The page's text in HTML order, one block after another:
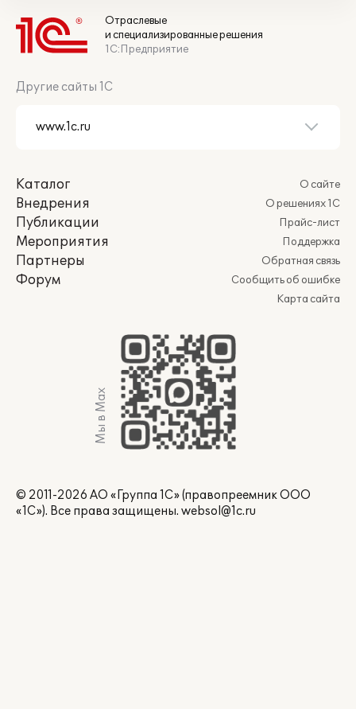
Отраслевые
и специализированные решения
1С:Предприятие
Другие сайты 1С
Каталог
Внедрения
Публикации
Мероприятия
Партнеры
Форум
О сайте
О решениях 1С
Прайс-лист
Поддержка
Обратная связь
Сообщить об ошибке
Карта сайта
Мы в Max
© 2011-2026 АО «Группа 1С» (правопреемник ООО
«1С»). Все права защищены. websol@1c.ru